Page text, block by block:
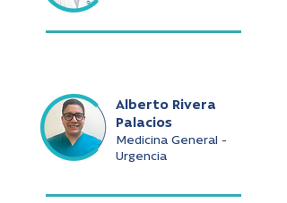
Alberto Rivera
Palacios
Medicina General -
Urgencia